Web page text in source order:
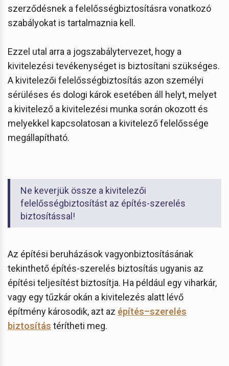
szerződésnek a felelősségbiztosításra vonatkozó
szabályokat is tartalmaznia kell.
Ezzel utal arra a jogszabálytervezet, hogy a
kivitelezési tevékenységet is biztosítani szükséges.
A kivitelezői felelősségbiztosítás azon személyi
sérüléses és dologi károk esetében áll helyt, melyet
a kivitelező a kivitelezési munka során okozott és
melyekkel kapcsolatosan a kivitelező felelőssége
megállapítható.
Ne keverjük össze a kivitelezői
felelősségbiztosítást az építés-szerelés
biztosítással!
Az építési beruházások vagyonbiztosításának
tekinthető építés-szerelés biztosítás ugyanis az
építési teljesítést biztosítja. Ha például egy viharkár,
vagy egy tűzkár okán a kivitelezés alatt lévő
építmény károsodik, azt az építés–szerelés
biztosítás térítheti meg.